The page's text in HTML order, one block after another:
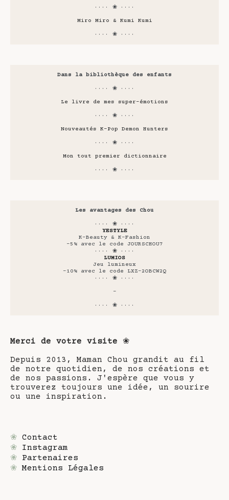
···· ❀ ····
Miro Miro & Kumi Kumi
···· ❀ ····
Dans la bibliothèque des enfants
···· ❀ ····
Le livre de mes super-émotions
···· ❀ ····
Nouveautés K-Pop Demon Hunters
···· ❀ ····
Mon tout premier dictionnaire
···· ❀ ····
Les avantages des Chou
···· ❀ ····
YESTYLE
K-Beauty & K-Fashion
-5% avec le code JOURSCHOU7
···· ❀ ····
LUMIOS
Jeu lumineux
-10% avec le code LXZ-2OBCW2Q
···· ❀ ····
-
···· ❀ ····
Merci de votre visite ❀
Depuis 2013, Maman Chou grandit au fil
de notre quotidien, de nos créations et
de nos passions. J'espère que vous y
trouverez toujours une idée, un sourire
ou une inspiration.
❀ Contact
❀ Instagram
❀ Partenaires
❀ Mentions Légales